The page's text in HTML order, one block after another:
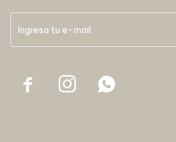
  